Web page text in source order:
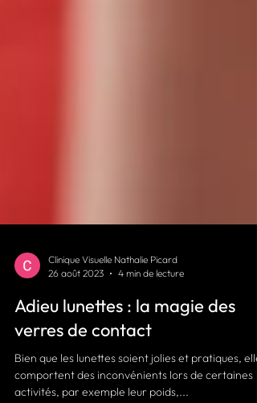
26 août 2023
4 min de lecture
Adieu lunettes : la magie des
verres de contact
Bien que les lunettes soient jolies et pratiques,